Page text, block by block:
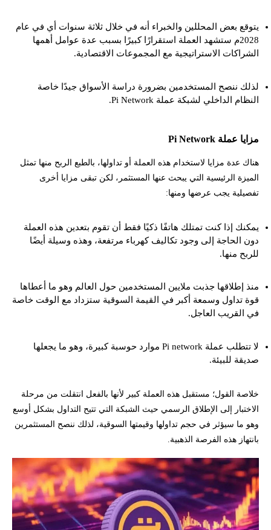
يتوقع بعض المحللين والخبراء أنه في خلال ثلاثة سنوات أي في عام
2028م ستشهد العملة استقرارًا كبيرًا بسبب عدة عوامل أهمها
الشراكات الاستراتيجية مع المجموعات الاقتصادية.
لذلك ننصح المستخدمين بضرورة دراسة الأسواق جيدًا خاصة
النظام الداخلي لشبكة عملة Pi Network.
مزايا عملة Pi Network
هناك عدة مزايا لاستخدام هذه العملة أو تداولها، بالطبع الربح منها تمثل
الميزة الرئيسية التي يبحث عنها المستثمر، لكن تبقى مزايا أخرى
تفصيلية يجب عرضها ومنها:
يمكنك إذا كنت تمتلك هاتفًا ذكيًا فقط أن تقوم بتعدين هذه العملة
دون الحاجة إلى وجود تكاليف كهرباء مرتفعة، وهذه وسيلة أيضًا
للربح منها.
منذ إطلاقها جذبت ملايين المستخدمين حول العالم وهو ما أعطاها
قوة تداول وسمعة أكبر في القيمة السوقية ستزداد مع الوقت خاصة
في القريب العاجل.
لا تتطلب عملة Pi network موارد حوسبة كبيرة، وهو ما يجعلها
صديقة للبيئة.
خلاصة القول؛ مستقبل هذه العملة كبير لأنها بالفعل انتقلت من مرحلة
الاختبار إلى الإطلاق الرسمي حيث الشبكة التي تتيح التداول بشكل أوسع
وهو ما سيؤثر في حجم تداولها وقيمتها السوقية، لذلك ننصح المستثمرين
بانتهاز هذه الفرصة الذهبية.